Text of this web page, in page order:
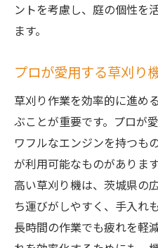
ントを考慮し、庭の個性を
ます。
プロが愛用する草刈り
草刈り作業を効率的に進め
ぶことが重要です。プロが
ワフルなエンジンを持つも
が利用可能なものがありま
高い草刈り機は、茨城県の
ち運びがしやすく、手入れ
長時間の作業でも疲れを軽